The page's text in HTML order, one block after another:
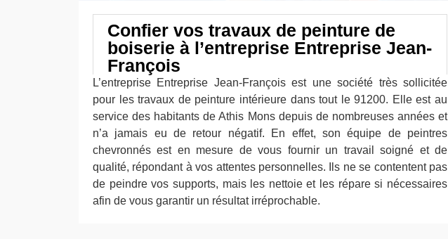
Confier vos travaux de peinture de
boiserie à l’entreprise Entreprise Jean-
François
L’entreprise Entreprise Jean-François est une société très sollicitée
pour les travaux de peinture intérieure dans tout le 91200. Elle est au
service des habitants de Athis Mons depuis de nombreuses années et
n’a jamais eu de retour négatif. En effet, son équipe de peintres
chevronnés est en mesure de vous fournir un travail soigné et de
qualité, répondant à vos attentes personnelles. Ils ne se contentent pas
de peindre vos supports, mais les nettoie et les répare si nécessaires
afin de vous garantir un résultat irréprochable.